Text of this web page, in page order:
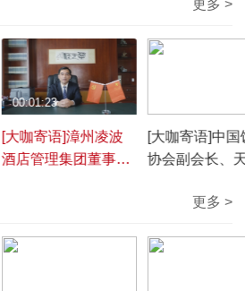
更多 >
[大咖寄语]漳州凌波
酒店管理集团董事长
00:01:23
[大咖寄语]中国
协会副会长、
更多 >